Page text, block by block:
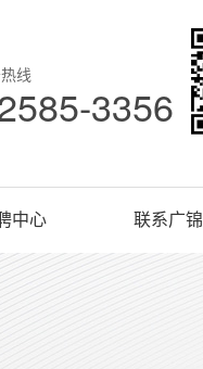
线
3356
中心 联系广锦